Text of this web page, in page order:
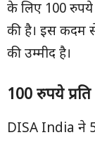
के लिए 100 रुपये
की है। इस कदम
की उम्मीद है।
100 रुपये
DISA India ने